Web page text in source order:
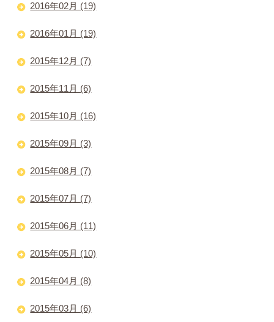
2016年02月 (19)
2016年01月 (19)
2015年12月 (7)
2015年11月 (6)
2015年10月 (16)
2015年09月 (3)
2015年08月 (7)
2015年07月 (7)
2015年06月 (11)
2015年05月 (10)
2015年04月 (8)
2015年03月 (6)